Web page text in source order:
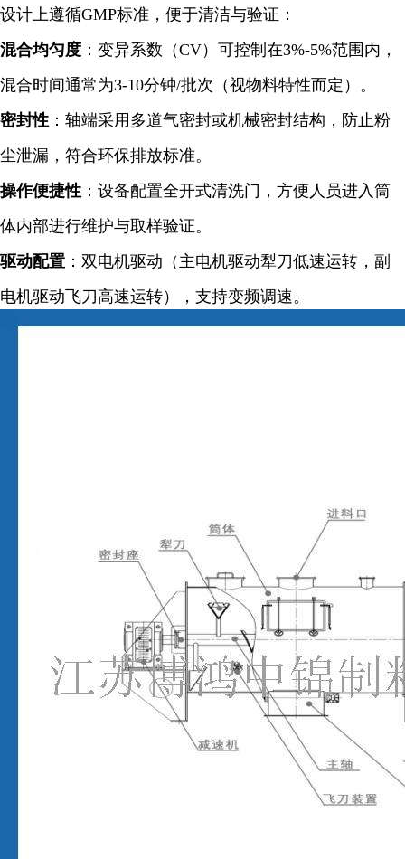
设计上遵循GMP标准，便于清洁与验证：
混合均匀度 ：变异系数（CV）可控制在3%-5%范围内，
混合时间通常为3-10分钟/批次（视物料特性而定） 。
密封性 ：轴端采用多道气密封或机械密封结构，防止粉
尘泄漏，符合环保排放标准。
操作便捷性 ：设备配置全开式清洗门，方便人员进入筒
体内部进行维护与取样验证。
驱动配置 ：双电机驱动（主电机驱动犁刀低速运转，副
电机驱动飞刀高速运转），支持变频调速。